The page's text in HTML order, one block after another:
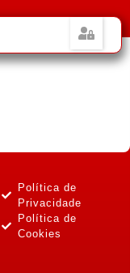
Política de
Privacidade
Política de
Cookies